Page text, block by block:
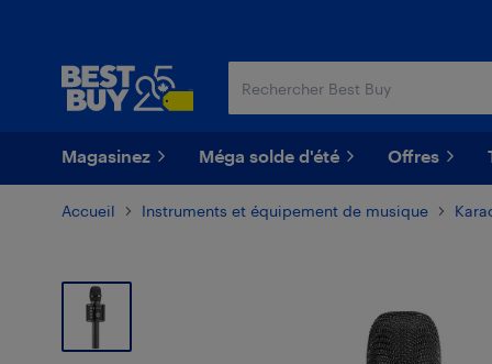
Magasinez Méga solde d'été Offres
Accueil Instruments et équipement de musique